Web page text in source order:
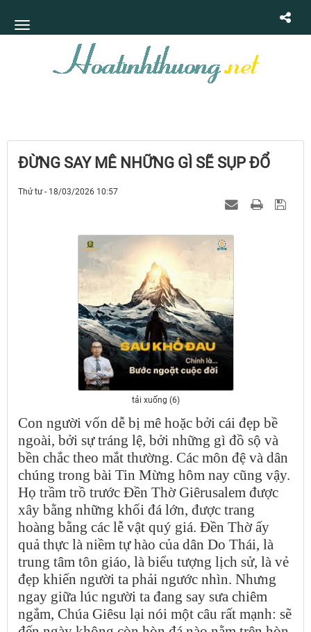
ĐỪNG SAY MÊ NHỮNG GÌ SẼ SỤP ĐỔ
Thứ tư - 18/03/2026 10:57
tải xuống (6)
Con người vốn dễ bị mê hoặc bởi cái đẹp bề
ngoài, bởi sự tráng lệ, bởi những gì đồ sộ và
bền chắc theo mắt thường. Các môn đệ và dân
chúng trong bài Tin Mừng hôm nay cũng vậy.
Họ trầm trồ trước Đền Thờ Giêrusalem được
xây bằng những khối đá lớn, được trang
hoàng bằng các lễ vật quý giá. Đền Thờ ấy
quả thực là niềm tự hào của dân Do Thái, là
trung tâm tôn giáo, là biểu tượng lịch sử, là vẻ
đẹp khiến người ta phải ngước nhìn. Nhưng
ngay giữa lúc người ta đang say sưa chiêm
ngắm, Chúa Giêsu lại nói một câu rất mạnh: sẽ